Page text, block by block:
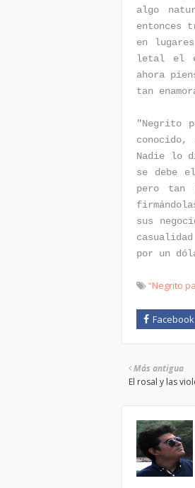
algo
entonces
en
letal el
ahora
tan
"Negrito
Nadie lo
se debe
pero tan
sus
por un
“Negrito
Más antigua
El rosal y las